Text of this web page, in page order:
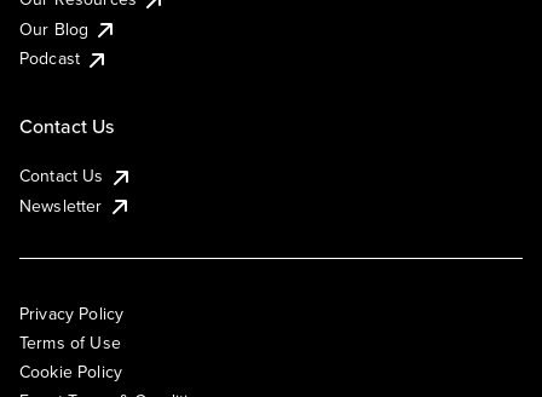
Our Blog
Podcast
Contact Us
Contact Us
Newsletter
Privacy Policy
Terms of Use
Cookie Policy